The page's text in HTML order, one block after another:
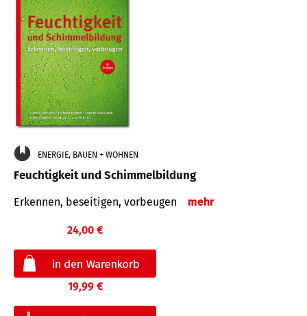
ENERGIE, BAUEN + WOHNEN
Feuchtigkeit und Schimmelbildung
Erkennen, beseitigen, vorbeugen mehr
24,00 €
19,99 €